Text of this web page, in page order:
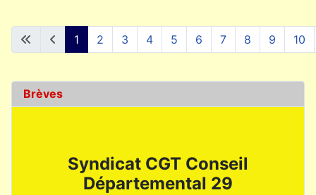
1 2 3 4 5 6 7 8 9 10
Brèves
Syndicat CGT Conseil
Départemental 29